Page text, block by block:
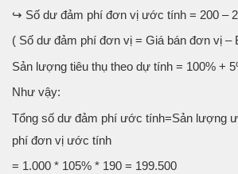
↪ Số dư đảm phí đơn vị ước tính = 200 –
( Số dư đảm phí đơn vị = Giá bán đơn vị –
Sản lượng tiêu thụ theo dự tính = 100% +
Như vậy:
Tổng số dư đảm phí ước tính=Sản lượng
phí đơn vị ước tính
= 1.000 * 105% * 190 = 199.500